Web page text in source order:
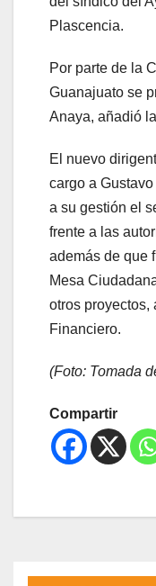
Plascencia.
Por parte de la
Guanajuato se
Anaya, añadió
El nuevo
cargo a
a su gestión el
frente a las
además de que
Mesa
otros proyectos,
Financiero.
(Foto: Tomada
Compartir